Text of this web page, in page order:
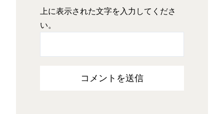
上に表示された文字を入力してくださ
い。